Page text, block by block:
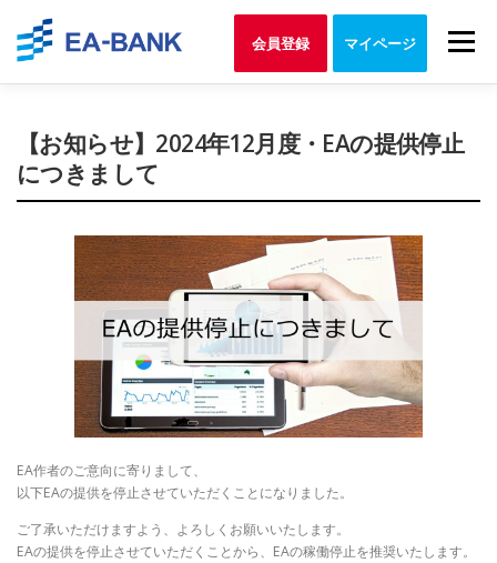
content
Menu
会員登録 マイページ
【お知らせ】2024年12月度・EAの提供停止
につきまして
EA作者のご意向に寄りまして、
以下EAの提供を停止させていただくことになりました。
ご了承いただけますよう、よろしくお願いいたします。
EAの提供を停止させていただくことから、EAの稼働停止を推奨いたします。